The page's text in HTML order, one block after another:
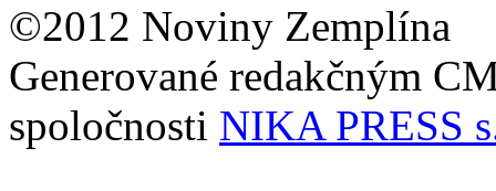
©2012 Noviny Zemplína
Generované redakčným
spoločnosti NIKA PRESS